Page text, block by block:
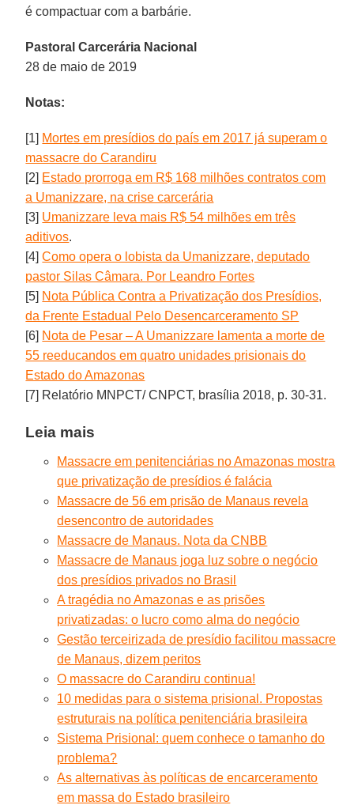
é compactuar com a barbárie.
Pastoral Carcerária Nacional
28 de maio de 2019
Notas:
[1] Mortes em presídios do país em 2017 já superam o
massacre do Carandiru
[2] Estado prorroga em R$ 168 milhões contratos com
a Umanizzare, na crise carcerária
[3] Umanizzare leva mais R$ 54 milhões em três
aditivos.
[4]Como opera o lobista da Umanizzare, deputado
pastor Silas Câmara. Por Leandro Fortes
[5] Nota Pública Contra a Privatização dos Presídios,
da Frente Estadual Pelo Desencarceramento SP
[6] Nota de Pesar – A Umanizzare lamenta a morte de
55 reeducandos em quatro unidades prisionais do
Estado do Amazonas
[7] Relatório MNPCT/ CNPCT, brasília 2018, p. 30-31.
Leia mais
Massacre em penitenciárias no Amazonas mostra
que privatização de presídios é falácia
Massacre de 56 em prisão de Manaus revela
desencontro de autoridades
Massacre de Manaus. Nota da CNBB
Massacre de Manaus joga luz sobre o negócio
dos presídios privados no Brasil
A tragédia no Amazonas e as prisões
privatizadas: o lucro como alma do negócio
Gestão terceirizada de presídio facilitou massacre
de Manaus, dizem peritos
O massacre do Carandiru continua!
10 medidas para o sistema prisional. Propostas
estruturais na política penitenciária brasileira
Sistema Prisional: quem conhece o tamanho do
problema?
As alternativas às políticas de encarceramento
em massa do Estado brasileiro